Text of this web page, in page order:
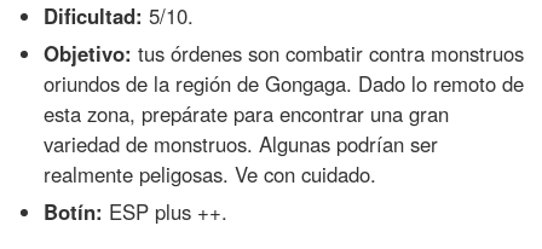
Dificultad: 5/10.
Objetivo: tus órdenes son combatir contra monstruos
oriundos de la región de Gongaga. Dado lo remoto de
esta zona, prepárate para encontrar una gran
variedad de monstruos. Algunas podrían ser
realmente peligosas. Ve con cuidado.
Botín: ESP plus ++.